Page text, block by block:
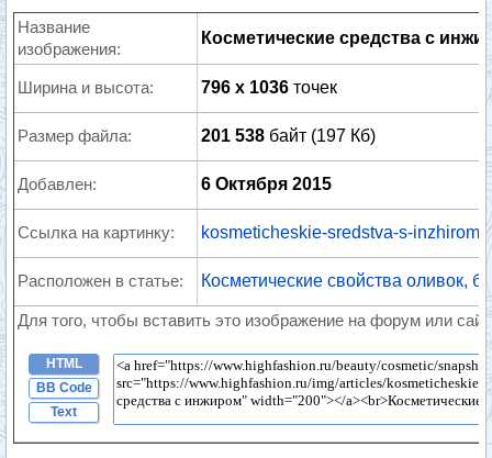
Название
изображения:
Косметические средства с
Ширина и высота: 796 x 1036 точек
Размер файла: 201 538 байт (197 Кб)
Добавлен: 6 Октября 2015
Ссылка на картинку: kosmeticheskie-sredstva-s-
Расположен в статье: Косметические свойства оливок,
Для того, чтобы вставить это изображение на форум или
HTML
BB Code
Text